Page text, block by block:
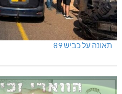
תאונה על כביש 89